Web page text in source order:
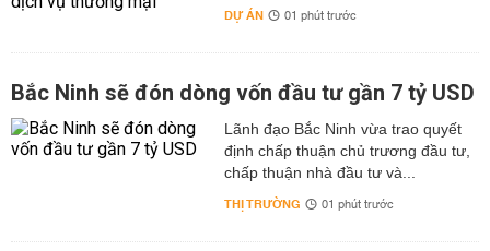
DỰ ÁN 01 phút trước
Bắc Ninh sẽ đón dòng vốn đầu tư gần 7 tỷ USD
Lãnh đạo Bắc Ninh vừa trao quyết
định chấp thuận chủ trương đầu tư,
chấp thuận nhà đầu tư và...
THỊ TRƯỜNG 01 phút trước